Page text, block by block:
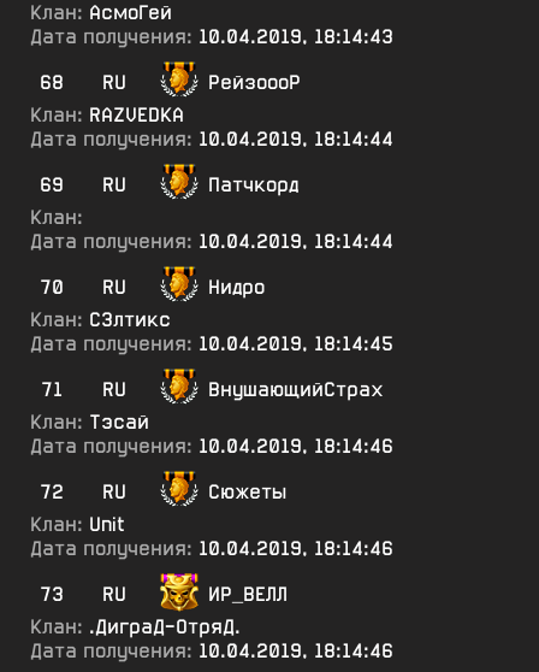
Клан: АсмоГей
Дата получения: 10.04.2019, 18:14:43
68
RU
РейзоооР
Клан: RAZVEDKA
Дата получения: 10.04.2019, 18:14:44
69
RU
Патчкорд
Клан:
Дата получения: 10.04.2019, 18:14:44
70
RU
Нидро
Клан: С3лтикс
Дата получения: 10.04.2019, 18:14:45
71
RU
ВнушающийСтрах
Клан: Тэсай
Дата получения: 10.04.2019, 18:14:46
72
RU
Сюжеты
Клан: Unit
Дата получения: 10.04.2019, 18:14:46
73
RU
ИР_ВЕЛЛ
Клан: .ДиграД-ОтряД.
Дата получения: 10.04.2019, 18:14:46